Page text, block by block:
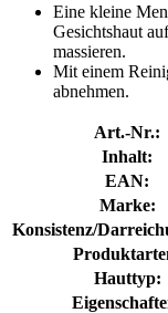
Eine kleine
Gesichtshaut
massieren.
Mit einem
abnehmen.
Art.-Nr.:
Inhalt:
EAN:
Marke:
Konsistenz/
Hauttyp: